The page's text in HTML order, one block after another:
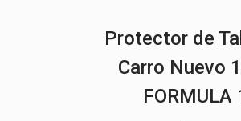
Protector de
Carro Nuevo
FORMULA